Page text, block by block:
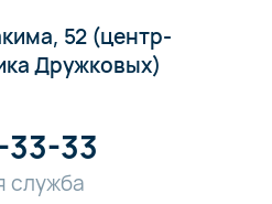
52 (центр-
Дружковых)
33
служба